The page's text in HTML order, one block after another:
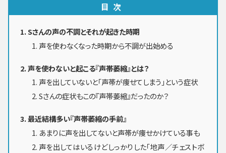
目次
Sさんの声の不調とそれが起きた時期
声を使わなくなった時期から不調が出始める
声を使わないと起こる『声帯萎縮』とは？
声を出していないと「声帯が痩せてしまう」という症状
Sさんの症状もこの『声帯萎縮』だったのか？
最近結構多い『声帯萎縮の手前』
あまりに声を出してないと声帯が痩せかけている事も
声を出してはいるけどしっかりした「地声／チェストボ